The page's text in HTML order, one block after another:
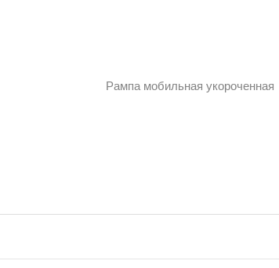
Рампа мобильная укороченная